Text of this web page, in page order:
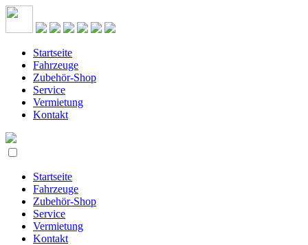
Startseite
Fahrzeuge
Zubehör-Shop
Service
Vermietung
Kontakt
Startseite
Fahrzeuge
Zubehör-Shop
Service
Vermietung
Kontakt